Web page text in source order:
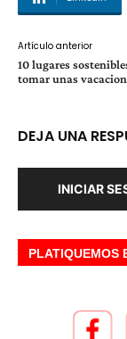
Artículo anterior
10 lugares
tomar unas
DEJA UNA
INICIAR
PLATIQUEMOS